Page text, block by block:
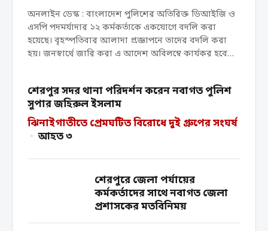
অনলাইন ডেস্ক : বাংলাদেশ পুলিশের অতিরিক্ত ডিআইজি ও
এসপি পদমর্যাদার ১২ কর্মকর্তাকে একযোগে বদলি করা
হয়েছে। বৃহস্পতিবার আলাদা প্রজ্ঞাপনে তাদের বদলি করা
হয়। জনস্বার্থে জারি করা এ আদেশ অবিলম্বে কার্যকর হবে
শেরপুর সদর থানা পরিদর্শন করেন নবাগত পুলিশ
সুপার জহিরুল ইসলাম
ঝিনাইগাতীতে প্রেমঘটিত বিরোধে দুই গ্রুপের সংঘর্ষ
• আহত ৩
শেরপুরে জেলা পর্যায়ের
কর্মকর্তাদের সাথে নবাগত জেলা
প্রশাসকের মতবিনিময়